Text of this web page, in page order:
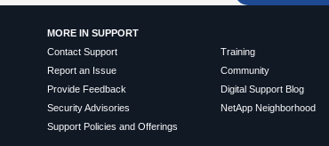
MORE IN SUPPORT
Contact Support
Report an Issue
Provide Feedback
Security Advisories
Support Policies and Offerings
Training
Community
Digital Support Blog
NetApp Neighborhood